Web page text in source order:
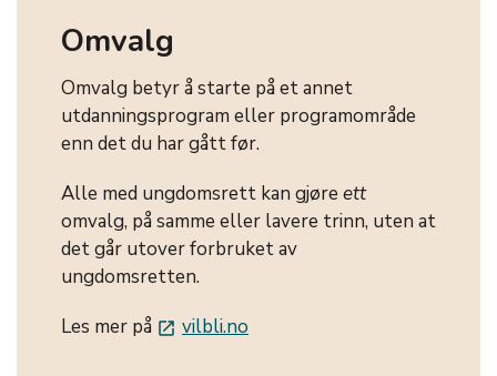
Omvalg
Omvalg betyr å starte på et annet
utdanningsprogram eller programområde
enn det du har gått før.
Alle med ungdomsrett kan gjøre ett
omvalg, på samme eller lavere trinn, uten at
det går utover forbruket av
ungdomsretten.
Les mer på launch vilbli.no